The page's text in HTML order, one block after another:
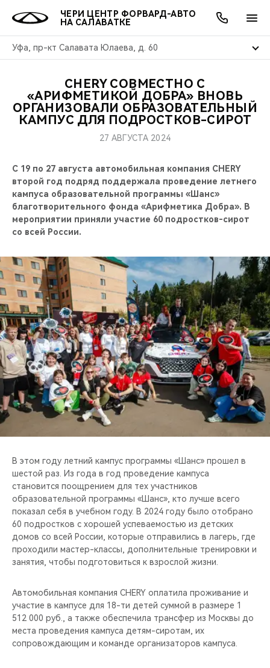
ЧЕРИ ЦЕНТР ФОРВАРД-АВТО
НА САЛАВАТКЕ
Уфа, пр-кт Салавата Юлаева, д. 60
МОДЕЛИ
ВСЕ МОДЕЛИ
СЕДАНЫ
НОВИНКИ
ПОКУПАТЕЛЯМ
ВЫБОР И ПОКУПКА
ВЛАДЕЛЬЦАМ
СЕРВИС
ПОДДЕРЖКА
CHERY CONNECT
МИР CHERY
АКСЕССУАРЫ
CHERY В СОЦСЕТЯХ
ЛЮДИ CHERY
CHERY REMOTE
CHERY И СПОРТ
НАШИ МЕРОПРИЯТИЯ
ВИДЕООБЗОРЫ
CHERY ДЛЯ ДЕТЕЙ
АКЦИИ
ВЫГОДЫ И АКЦИИ
ОНЛАЙН СЕРВИСЫ
ВЫБОР И ПОКУПКА
О КОМПАНИИ
О НАС
CHERY СОВМЕСТНО С
«АРИФМЕТИКОЙ ДОБРА» ВНОВЬ
ОРГАНИЗОВАЛИ ОБРАЗОВАТЕЛЬНЫЙ
КАМПУС ДЛЯ ПОДРОСТКОВ-СИРОТ
27 АВГУСТА 2024
С 19 по 27 августа автомобильная компания CHERY
второй год подряд поддержала проведение летнего
кампуса образовательной программы «Шанс»
благотворительного фонда «Арифметика Добра». В
мероприятии приняли участие 60 подростков-сирот
со всей России.
В этом году летний кампус программы «Шанс» прошел в
шестой раз. Из года в год проведение кампуса
становится поощрением для тех участников
образовательной программы «Шанс», кто лучше всего
показал себя в учебном году. В 2024 году было отобрано
60 подростков с хорошей успеваемостью из детских
домов со всей России, которые отправились в лагерь, где
проходили мастер-классы, дополнительные тренировки и
занятия, чтобы подготовиться к взрослой жизни.
Автомобильная компания CHERY оплатила проживание и
участие в кампусе для 18-ти детей суммой в размере 1
512 000 руб., а также обеспечила трансфер из Москвы до
места проведения кампуса детям-сиротам, их
сопровождающим и команде организаторов кампуса.